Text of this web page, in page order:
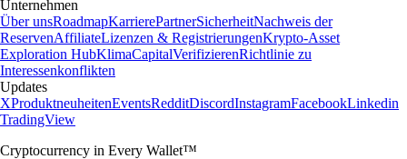
Unternehmen
Über unsRoadmapKarrierePartnerSicherheitNachweis der
ReservenAffiliateLizenzen & RegistrierungenKrypto-Asset
Exploration HubKlimaCapitalVerifizierenRichtlinie zu
Interessenkonflikten
Updates
XProduktneuheitenEventsRedditDiscordInstagramFacebookLinkedin
TradingView
Cryptocurrency in Every Wallet™